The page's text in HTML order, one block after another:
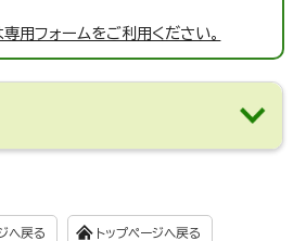
用フォームをご利用ください。
へ戻る トップページへ戻る